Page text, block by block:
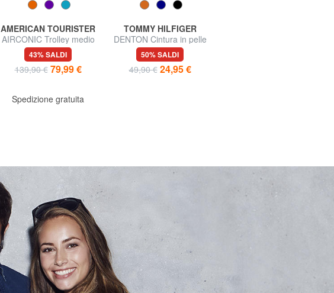
AMERICAN TOURISTER
AIRCONIC Trolley medio
leggero
43% SALDI
139,90 € 79,99 €
Spedizione gratuita
TOMMY HILFIGER
DENTON Cintura in pelle
50% SALDI
49,90 € 24,95 €